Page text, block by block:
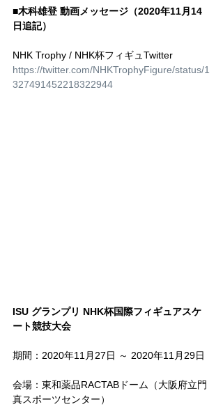
■木科雄登 動画メッセージ（2020年11月14
日追記）
NHK Trophy / NHK杯フィギュTwitter
https://twitter.com/NHKTrophyFigure/status/1
327491452218322944
ISU グランプリ NHK杯国際フィギュアスケ
ート競技大会
期間：2020年11月27日 ～ 2020年11月29日
会場：東和薬品RACTABドーム（大阪府立門
真スポーツセンター）